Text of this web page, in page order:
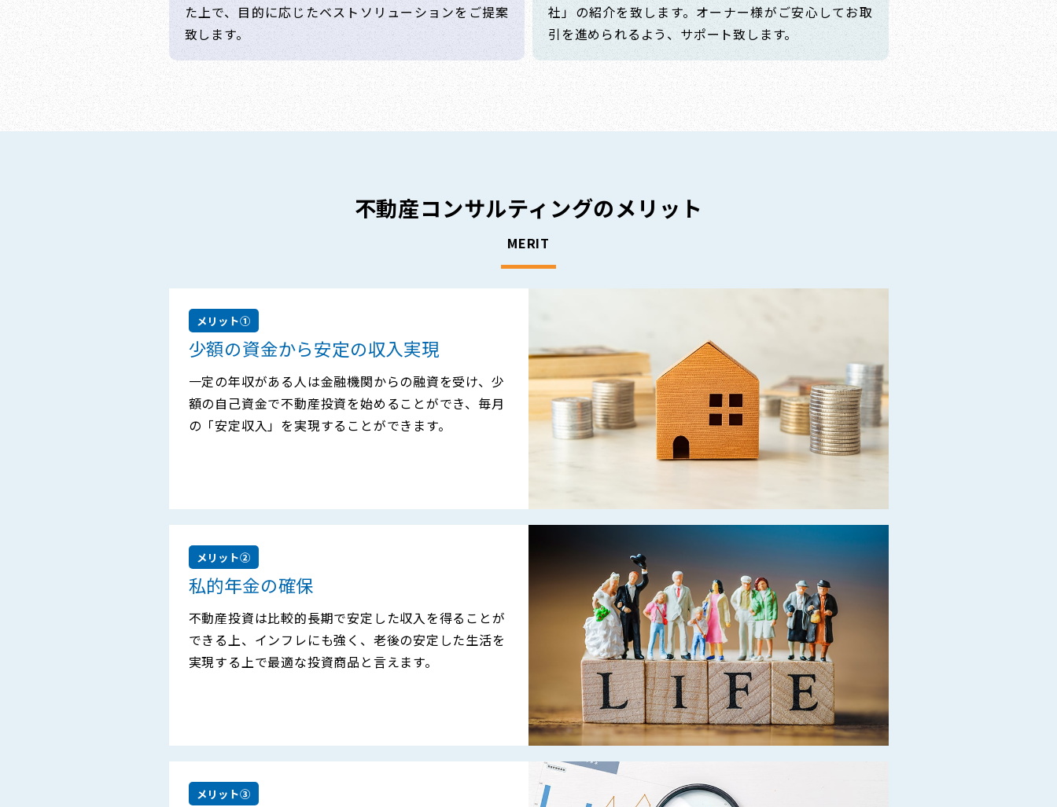
た上で、目的に応じたベストソリューションをご提案
致します。
社」の紹介を致します。オーナー様がご安心してお取
引を進められるよう、サポート致します。
不動産コンサルティングのメリット
MERIT
メリット①
少額の資金から安定の収入実現
一定の年収がある人は金融機関からの融資を受け、少
額の自己資金で不動産投資を始めることができ、毎月
の「安定収入」を実現することができます。
メリット②
私的年金の確保
不動産投資は比較的長期で安定した収入を得ることが
できる上、インフレにも強く、老後の安定した生活を
実現する上で最適な投資商品と言えます。
メリット③